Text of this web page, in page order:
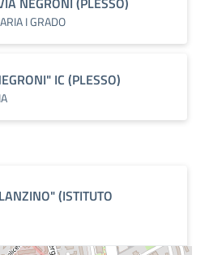
I GRADO
IC (PLESSO)
(ISTITUTO